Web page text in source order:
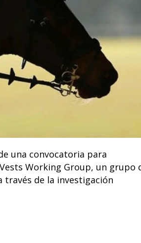
una convocatoria para
Working Group, un grupo
de la investigación